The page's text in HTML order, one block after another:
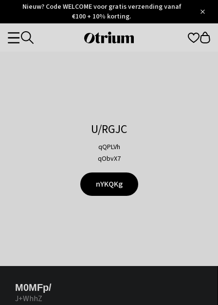
Otrium
Trustpilot
Nieuw? Code WELCOME voor gratis verzending vanaf
€100 + 10% korting.
Otrium
Categories
U/RGJC
qQPLVh
qObvX7
nYKQKg
M0MFp/
J+WhhZ